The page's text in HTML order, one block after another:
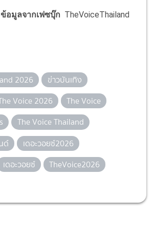
มูลจากเฟซบุ๊ก TheVoiceThailand
2026
ข่าวบันเทิง
Voice 2026
The Voice
The Voice Thailand
ด์
เดอะวอยซ์2026
เดอะวอยซ์ TheVoice2026